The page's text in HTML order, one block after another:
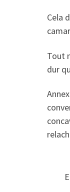
Cela
Tout
dur